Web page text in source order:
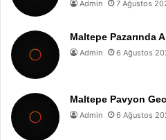
Admin 7 Ağustos
Maltepe Pazarında
Admin 6 Ağustos
Maltepe Pavyon
Admin 6 Ağustos